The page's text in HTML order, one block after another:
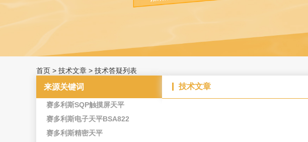
首页 > 技术文章 > 技术答疑列表
来源关键词
赛多利斯SQP触摸屏天平
赛多利斯电子天平BSA822
赛多利斯精密天平
技术文章